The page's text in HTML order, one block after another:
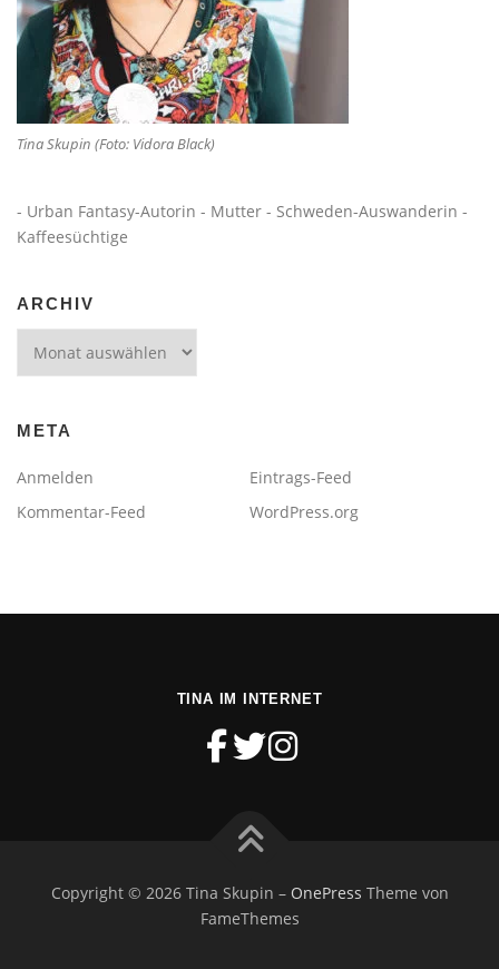
Tina Skupin (Foto: Vidora Black)
- Urban Fantasy-Autorin - Mutter - Schweden-Auswanderin -
Kaffeesüchtige
ARCHIV
META
Anmelden
Eintrags-Feed
Kommentar-Feed
WordPress.org
TINA IM INTERNET
Copyright © 2026 Tina Skupin – OnePress Theme von
FameThemes